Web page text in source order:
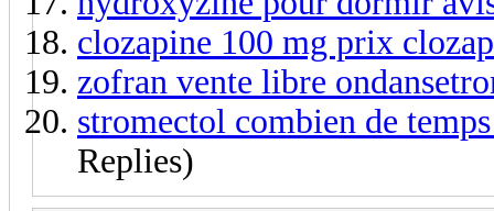
clozapine 100 mg prix
zofran vente libre
stromectol combien de
Replies)